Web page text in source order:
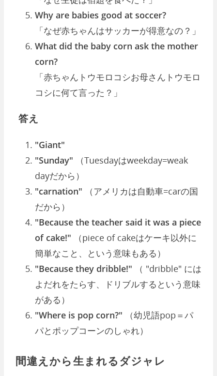
Why are babies good at soccer?
「なぜ赤ちゃんはサッカーが得意なの？」
What did the baby corn ask the mother
corn?
「赤ちゃんトウモロコシお母さんトウモロ
コシに何て言った？」
答え
"Giant"
"Sunday" （Tuesdayはweekday=weak
dayだから）
"carnation" （アメリカは自動車=carの国
だから）
"Because the teacher said it was a piece
of cake!" （piece of cakeはケーキ以外に
簡単なこと、という意味もある）
"Because they dribble!" （ "dribble" には
よだれをたらす、ドリブルするという意味
がある）
"Where is pop corn?" （幼児語pop＝パ
パとポップコーンのしゃれ）
間違えから生まれるダジャレ